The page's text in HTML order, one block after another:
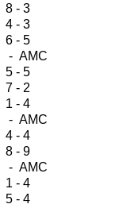
8 - 3
4 - 3
6 - 5
- AMC
5 - 5
7 - 2
1 - 4
- AMC
4 - 4
8 - 9
- AMC
1 - 4
5 - 4